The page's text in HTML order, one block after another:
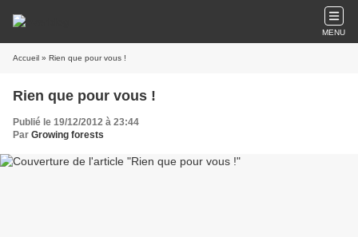
MENU
Accueil » Rien que pour vous !
Rien que pour vous !
Publié le 19/12/2012 à 23:44
Par Growing forests